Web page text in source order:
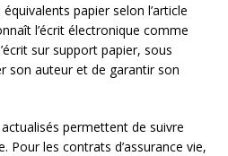
papier selon l’article
l’écrit électronique comme
sur support papier, sous
son auteur et de garantir son
actualisés permettent de suivre
Pour les contrats d’assurance vie,